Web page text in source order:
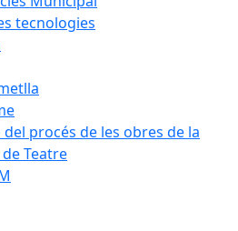
tecnologies
procés de les obres de la
Teatre